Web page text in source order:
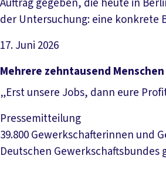
Auftrag gegeben, die heute in
der Untersuchung: eine konkrete
17. Juni 2026
Artikel lesen
Mehrere zehntausend
„Erst unsere Jobs, dann eure
Pressemitteilung
39.800 Gewerkschafterinnen und
Deutschen